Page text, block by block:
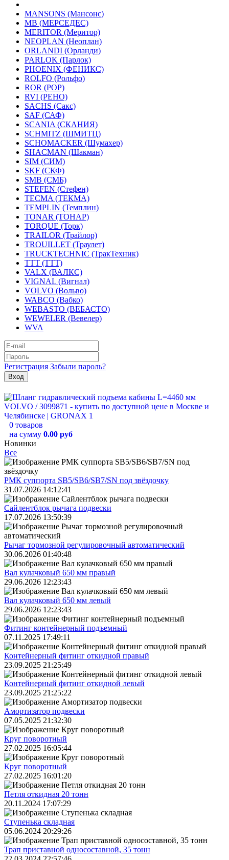
MANSONS (Мансонс)
MB (МЕРСЕДЕС)
MERITOR (Меритор)
NEOPLAN (Неоплан)
ORLANDI (Орланди)
PARLOK (Парлок)
PHOENIX (ФЕНИКС)
ROLFO (Рольфо)
ROR (РОР)
RVI (РЕНО)
SACHS (Сакс)
SAF (САФ)
SCANIA (СКАНИЯ)
SCHMITZ (ШМИТЦ)
SCHOMACKER (Шумахер)
SHACMAN (Шакман)
SIM (СИМ)
SKF (СКФ)
SMB (СМБ)
STEFEN (Стефен)
TECMA (ТЕКМА)
TEMPLIN (Темплин)
TONAR (ТОНАР)
TORQUE (Торк)
TRAILOR (Трайлор)
TROUILLET (Траулет)
TRUCKTECHNIC (ТракТехник)
TTT (ТТТ)
VALX (ВАЛКС)
VIGNAL (Вигнал)
VOLVO (Вольво)
WABCO (Вабко)
WEBASTO (ВЕБАСТО)
WEWELER (Вевелер)
WVA
Регистрация Забыли пароль?
0 товаров
на сумму 0.00 руб
Новинки
Все
РМК суппорта SB5/SB6/SB7/SN под звёздочку
31.07.2026 14:12:41
Сайлентблок рычага подвески
17.07.2026 13:50:39
Рычаг тормозной регулировочный автоматический
30.06.2026 01:40:48
Вал кулачковый 650 мм правый
29.06.2026 12:23:43
Вал кулачковый 650 мм левый
29.06.2026 12:23:43
Фитинг контейнерный подъемный
07.11.2025 17:49:11
Контейнерный фитинг откидной правый
23.09.2025 21:25:49
Контейнерный фитинг откидной левый
23.09.2025 21:25:22
Амортизатор подвески
07.05.2025 21:32:30
Круг поворотный
27.02.2025 16:05:44
Круг поворотный
27.02.2025 16:01:20
Петля откидная 20 тонн
20.11.2024 17:07:29
Ступенька складная
05.06.2024 20:29:26
Трап приставной односоставной, 35 тонн